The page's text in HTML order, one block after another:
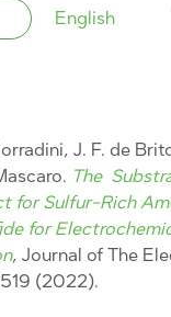
English
J. F. de
The
for Sulfur-Rich
for
, Journal of The
(2022).